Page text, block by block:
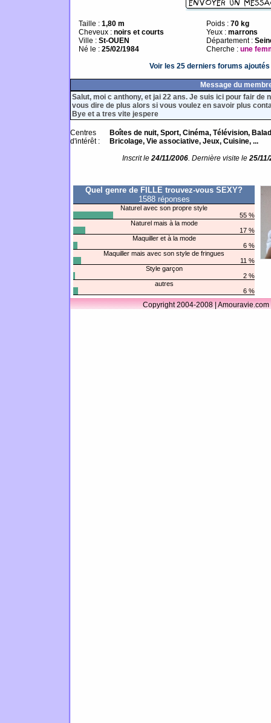
Taille : 1,80 m
Cheveux : noirs et courts
Ville : St-OUEN
Né le : 25/02/1984
Poids : 70 kg
Yeux : marrons
Département :
Cherche : une
Voir les 25 derniers forums
Message du
Salut, moi c anthony, et jai 22 ans. Je suis ici pour fair de
vous dire de plus alors si vous voulez en savoir plus
Bye et a tres vite jespere
Centres
d'intérêt :
Boîtes de nuit, Sport, Cinéma, Télévision,
Bricolage, Vie associative, Jeux, Cuisine, ...
Inscrit le24/11/2006. Dernière visite le25/11/
Quel genre de FILLE trouvez-vous SEXY?
1588 réponses
Naturel avec son propre style
55 %
Naturel mais à la mode
17 %
Maquiller et à la mode
6 %
Maquiller mais avec son style de fringues
11 %
Style garçon
2 %
autres
6 %
Copyright 2004-2008 |